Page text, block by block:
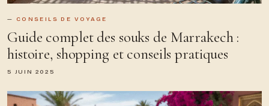
CONSEILS DE VOYAGE
Guide complet des souks de Marrakech :
histoire, shopping et conseils pratiques
5 JUIN 2025